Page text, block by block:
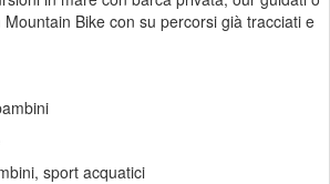
Bike con su percorsi già tracciati e
sport acquatici